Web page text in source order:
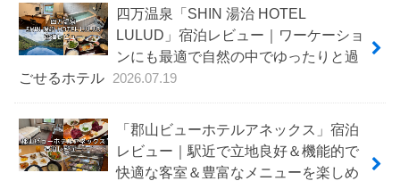
四万温泉「SHIN 湯治 HOTEL
LULUD」宿泊レビュー｜ワーケーショ
ンにも最適で自然の中でゆったりと過
ごせるホテル
2026.07.19
「郡山ビューホテルアネックス」宿泊
レビュー｜駅近で立地良好＆機能的で
快適な客室＆豊富なメニューを楽しめ